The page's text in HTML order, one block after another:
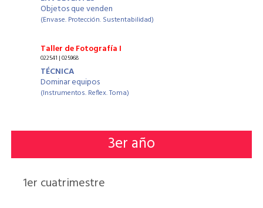
Objetos que venden
(Envase. Protección. Sustentabilidad)
Taller de Fotografía I
022541 | 025968
TÉCNICA
Dominar equipos
(Instrumentos. Reflex. Toma)
3er año
1er cuatrimestre